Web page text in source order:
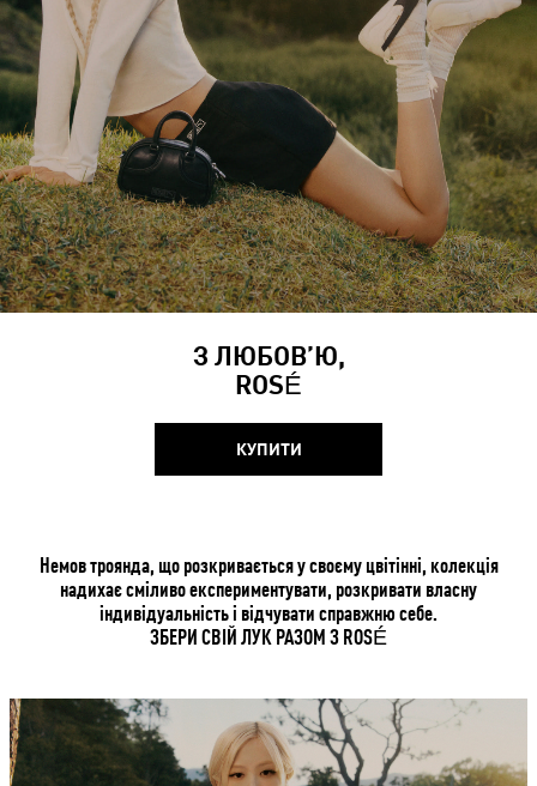
З ЛЮБОВ’Ю,
ROSÉ
КУПИТИ
Немов троянда, що розкривається у своєму цвітінні, колекція
надихає сміливо експериментувати, розкривати власну
індивідуальність і відчувати справжню себе.
ЗБЕРИ СВІЙ ЛУК РАЗОМ З ROSÉ